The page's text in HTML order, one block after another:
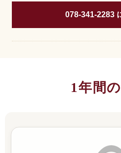
078-341-2283
1年間